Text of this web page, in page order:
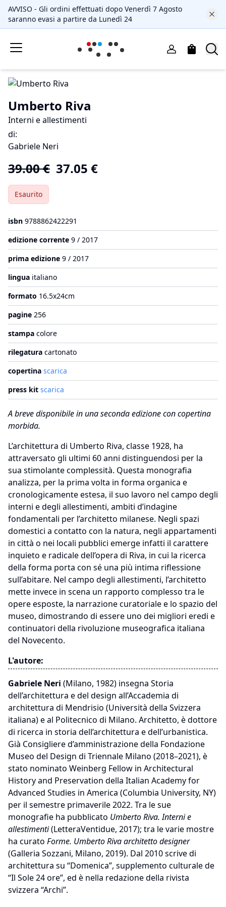
AVVISO - Gli ordini effettuati dopo Venerdì 7 Agosto
saranno evasi a partire da Lunedì 24
Umberto Riva
Interni e allestimenti
di:
Gabriele Neri
39.00€ 37.05 €
Esaurito
isbn 9788862422291
edizione corrente 9 / 2017
prima edizione 9 / 2017
lingua italiano
formato 16.5x24cm
pagine 256
stampa colore
rilegatura cartonato
copertina scarica
press kit scarica
A breve disponibile in una seconda edizione con copertina
morbida.
L’architettura di Umberto Riva, classe 1928, ha
attraversato gli ultimi 60 anni distinguendosi per la
sua stimolante complessità. Questa monografia
analizza, per la prima volta in forma organica e
cronologicamente estesa, il suo lavoro nel campo degli
interni e degli allestimenti, ambiti d’indagine
fondamentali per l’architetto milanese. Negli spazi
domestici a contatto con la natura, negli appartamenti
in città o nei locali pubblici emerge infatti il carattere
inquieto e radicale dell’opera di Riva, in cui la ricerca
della forma porta con sé una più intima riflessione
sull’abitare. Nel campo degli allestimenti, l’architetto
mette invece in scena un rapporto complesso tra le
opere esposte, la narrazione curatoriale e lo spazio del
museo, dimostrando di essere uno dei migliori eredi e
continuatori della rivoluzione museografica italiana
del Novecento.
L'autore:
Gabriele Neri (Milano, 1982) insegna Storia
dell’architettura e del design all’Accademia di
architettura di Mendrisio (Università della Svizzera
italiana) e al Politecnico di Milano. Architetto, è dottore
di ricerca in storia dell’architettura e dell’urbanistica.
Già Consigliere d’amministrazione della Fondazione
Museo del Design di Triennale Milano (2018–2021), è
stato nominato Weinberg Fellow in Architectural
History and Preservation della Italian Academy for
Advanced Studies in America (Columbia University, NY)
per il semestre primaverile 2022. Tra le sue
monografie ha pubblicato Umberto Riva. Interni e
allestimenti(LetteraVentidue, 2017); tra le varie mostre
ha curato Forme. Umberto Riva architetto designer
(Galleria Sozzani, Milano, 2019). Dal 2010 scrive di
architettura su “Domenica”, supplemento culturale de
“Il Sole 24 ore”, ed è nella redazione della rivista
svizzera “Archi”.